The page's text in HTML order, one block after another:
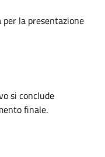
la presentazione
si conclude
finale.